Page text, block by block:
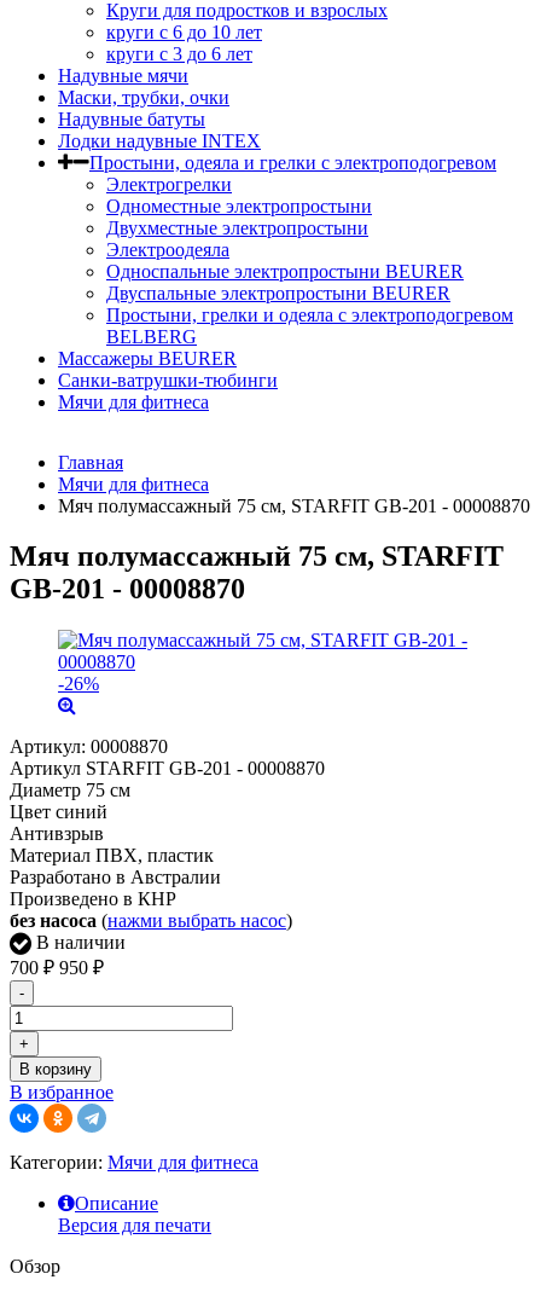
Круги для подростков и взрослых
круги с 6 до 10 лет
круги c 3 до 6 лет
Надувные мячи
Маски, трубки, очки
Надувные батуты
Лодки надувные INTEX
Простыни, одеяла и грелки с электроподогревом
Электрогрелки
Одноместные электропростыни
Двухместные электропростыни
Электроодеяла
Односпальные электропростыни BEURER
Двуспальные электропростыни BEURER
Простыни, грелки и одеяла с электроподогревом
BELBERG
Массажеры BEURER
Санки-ватрушки-тюбинги
Мячи для фитнеса
Главная
Мячи для фитнеса
Мяч полумассажный 75 см, STARFIT GB-201 - 00008870
Мяч полумассажный 75 см, STARFIT
GB-201 - 00008870
-26%
Артикул: 00008870
Артикул STARFIT GB-201 - 00008870
Диаметр 75 см
Цвет синий
Антивзрыв
Материал ПВХ, пластик
Разработано в Австралии
Произведено в КНР
без насоса (нажми выбрать насос)
В наличии
700 ₽ 950 ₽
-
+
В корзину
В избранное
Категории: Мячи для фитнеса
Описание
Версия для печати
Обзор